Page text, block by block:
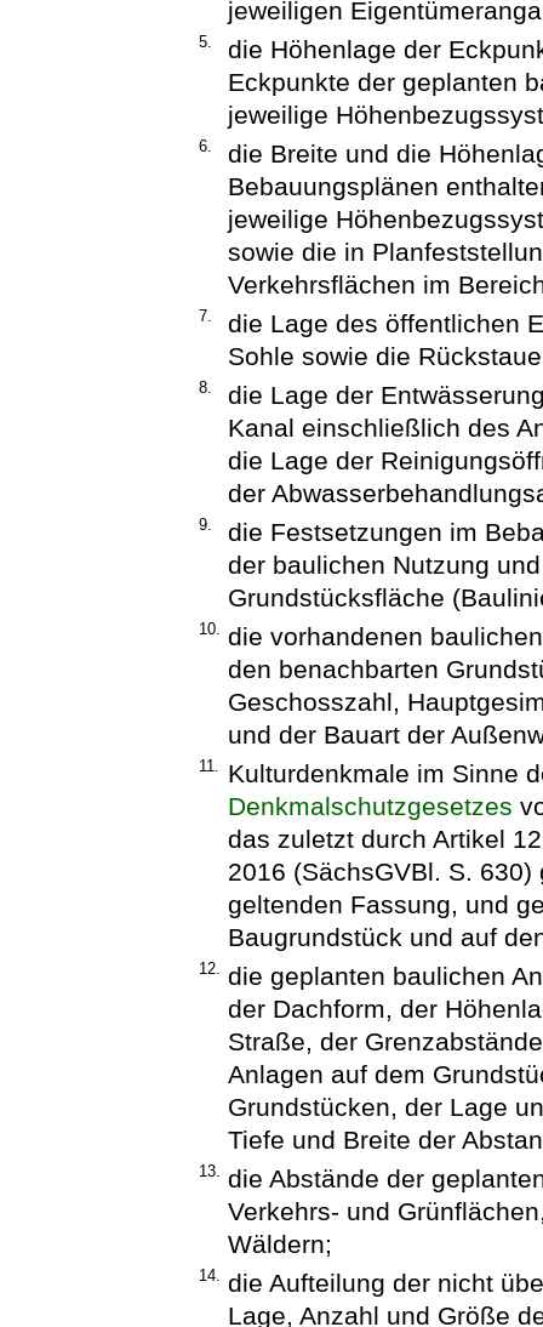
jeweiligen
5.
die Höhenlage der
Eckpunkte der geplanten
jeweilige
6.
die Breite und die
Bebauungsplänen
jeweilige
sowie die in
Verkehrsflächen im
7.
die Lage des öffentlichen
Sohle sowie die
8.
die Lage der
Kanal einschließlich des
die Lage der
der
9.
die Festsetzungen im
der baulichen Nutzung
Grundstücksfläche
10. die vorhandenen
den benachbarten
Geschosszahl,
und der Bauart der
11. Kulturdenkmale im Sinne
Denkmalschutzgesetzes
das zuletzt durch Artikel
2016 (SächsGVBl. S.
geltenden Fassung, und
Baugrundstück und auf
12. die geplanten baulichen
der Dachform, der
Straße, der
Anlagen auf dem
Grundstücken, der Lage
Tiefe und Breite der
13. die Abstände der
Verkehrs- und
Wäldern;
14. die Aufteilung der nicht
Lage, Anzahl und Größe